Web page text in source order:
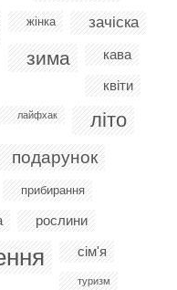
жінка зачіска
зима
кава
квіти
лайфхак літо
подарунок
прибирання
рослини
сім'я
туризм